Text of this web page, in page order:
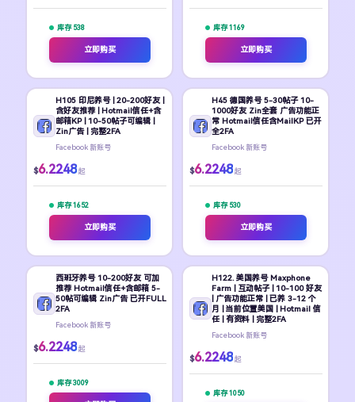
库存 538
立即购买
库存 1169
立即购买
H105 印尼养号 | 20-200好友 |
含好友推荐 | Hotmail信任+含
邮箱KP | 10-50帖子可编辑 |
Zin广告 | 完整2FA
Facebook 新账号
$6.2248 起
库存 1652
立即购买
H45 德国养号 5-30帖子 10-
1000好友 Zin全套 广告功能正
常 Hotmail信任含MailKP 已开
全2FA
Facebook 新账号
$6.2248 起
库存 530
立即购买
西班牙养号 10-200好友 可加
推荐 Hotmail信任+含邮箱 5-
50帖可编辑 Zin广告 已开FULL
2FA
Facebook 新账号
$6.2248 起
库存 3009
H122. 美国养号 Maxphone
Farm | 互动帖子 | 10-100 好友
| 广告功能正常 | 已养 3-12 个
月 | 当前位置美国 | Hotmail 信
任 | 有资料 | 完整2FA
Facebook 新账号
$6.2248 起
库存 1050